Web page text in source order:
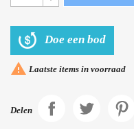
Doe een bod
 Laatste items in voorraad
Delen